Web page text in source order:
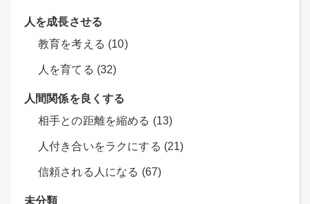
人を成長させる
教育を考える (10)
人を育てる (32)
人間関係を良くする
相手との距離を縮める (13)
人付き合いをラクにする (21)
信頼される人になる (67)
未分類